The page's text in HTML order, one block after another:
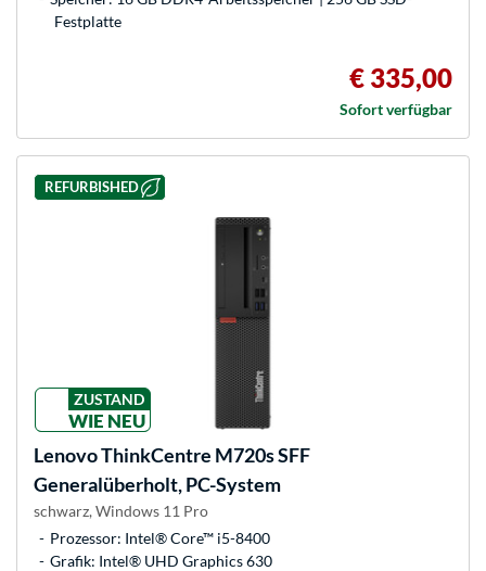
Festplatte
€ 335,00
Sofort verfügbar
REFURBISHED
ZUSTAND
WIE NEU
LenovoThinkCentre M720s SFF
Generalüberholt, PC-System
schwarz, Windows 11 Pro
Prozessor: Intel® Core™ i5-8400
Grafik: Intel® UHD Graphics 630